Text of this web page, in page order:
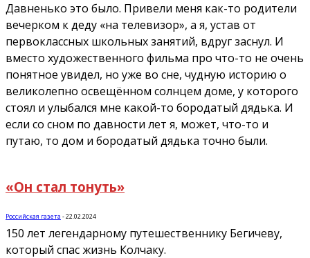
Давненько это было. Привели меня как-то родители
вечерком к деду «на телевизор», а я, устав от
первоклассных школьных занятий, вдруг заснул. И
вместо художественного фильма про что-то не очень
понятное увидел, но уже во сне, чудную историю о
великолепно освещённом солнцем доме, у которого
стоял и улыбался мне какой-то бородатый дядька. И
если со сном по давности лет я, может, что-то и
путаю, то дом и бородатый дядька точно были.
«Он стал тонуть»
Российская газета -22.02.2024
150 лет легендарному путешественнику Бегичеву,
который спас жизнь Колчаку.